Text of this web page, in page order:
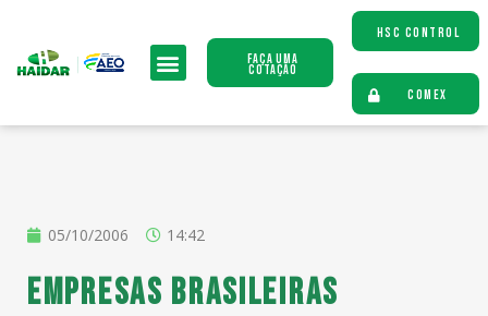
Faça uma
Cotação
HSC CONTROL
COMEX
05/10/2006 14:42
Empresas brasileiras